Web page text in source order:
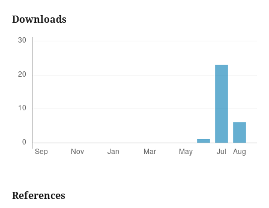
Downloads
References